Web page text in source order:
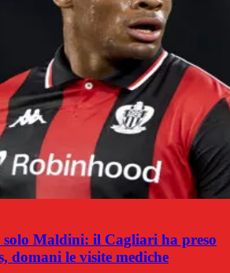
Maldini: il Cagliari ha preso
domani le visite mediche